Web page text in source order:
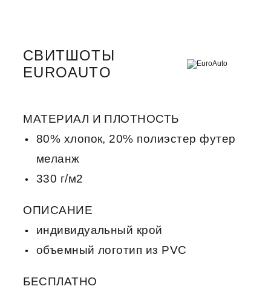
СВИТШОТЫ
EUROAUTO
МАТЕРИАЛ И ПЛОТНОСТЬ
80% хлопок, 20% полиэстер футер
меланж
330 г/м2
ОПИСАНИЕ
индивидуальный крой
объемный логотип из PVC
БЕСПЛАТНО